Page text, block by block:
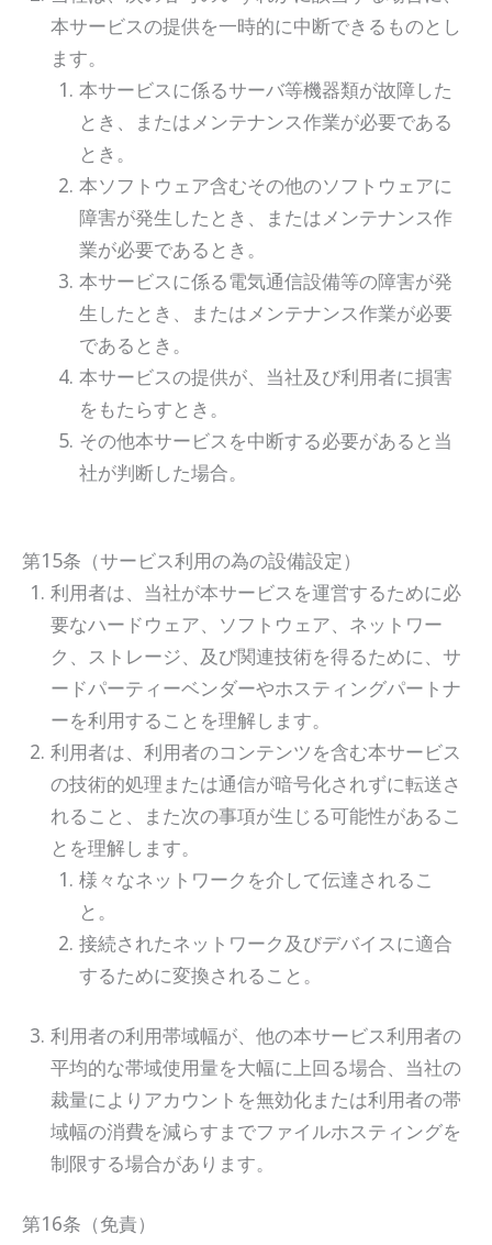
本サービスの提供を一時的に中断できるものとし
ます。
本サービスに係るサーバ等機器類が故障した
とき、またはメンテナンス作業が必要である
とき。
本ソフトウェア含むその他のソフトウェアに
障害が発生したとき、またはメンテナンス作
業が必要であるとき。
本サービスに係る電気通信設備等の障害が発
生したとき、またはメンテナンス作業が必要
であるとき。
本サービスの提供が、当社及び利用者に損害
をもたらすとき。
その他本サービスを中断する必要があると当
社が判断した場合。
第15条（サービス利用の為の設備設定）
利用者は、当社が本サービスを運営するために必
要なハードウェア、ソフトウェア、ネットワー
ク、ストレージ、及び関連技術を得るために、サ
ードパーティーベンダーやホスティングパートナ
ーを利用することを理解します。
利用者は、利用者のコンテンツを含む本サービス
の技術的処理または通信が暗号化されずに転送さ
れること、また次の事項が生じる可能性があるこ
とを理解します。
様々なネットワークを介して伝達されるこ
と。
接続されたネットワーク及びデバイスに適合
するために変換されること。
利用者の利用帯域幅が、他の本サービス利用者の
平均的な帯域使用量を大幅に上回る場合、当社の
裁量によりアカウントを無効化または利用者の帯
域幅の消費を減らすまでファイルホスティングを
制限する場合があります。
第16条（免責）